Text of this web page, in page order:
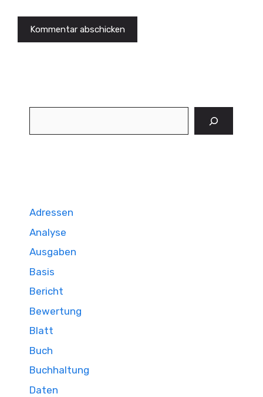
Adressen
Analyse
Ausgaben
Basis
Bericht
Bewertung
Blatt
Buch
Buchhaltung
Daten